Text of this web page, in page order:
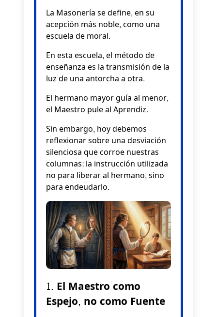
La Masonería se define, en su
acepción más noble, como una
escuela de moral.
En esta escuela, el método de
enseñanza es la transmisión de la
luz de una antorcha a otra.
El hermano mayor guía al menor,
el Maestro pule al Aprendiz.
Sin embargo, hoy debemos
reflexionar sobre una desviación
silenciosa que corroe nuestras
columnas: la instrucción utilizada
no para liberar al hermano, sino
para endeudarlo.
1. El Maestro como
Espejo, no como Fuente